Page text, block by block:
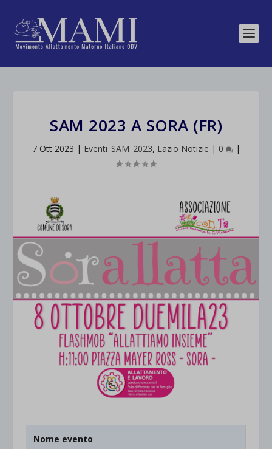
SAM 2023 A SORA (FR)
7 Ott 2023 | Eventi_SAM_2023, Lazio Notizie | 0 |
Nome evento